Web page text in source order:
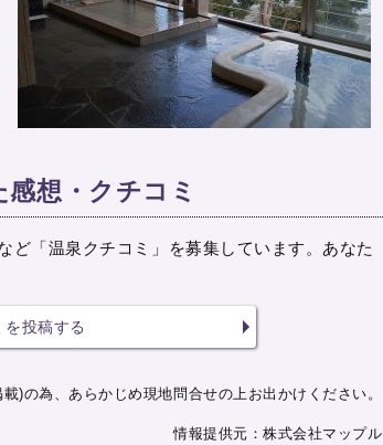
想・クチコミ
ど「温泉クチコミ」を募集しています。あなた
を投稿する
)の為、あらかじめ現地問合せの上お出かけください。
情報提供元：株式会社マップル